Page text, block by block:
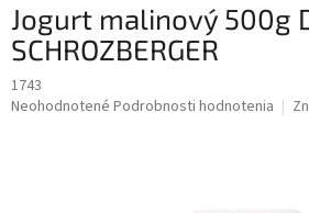
Jogurt malinový 500g
SCHROZBERGER
1743
Priemerné
Neohodnotené Podrobnosti hodnotenia